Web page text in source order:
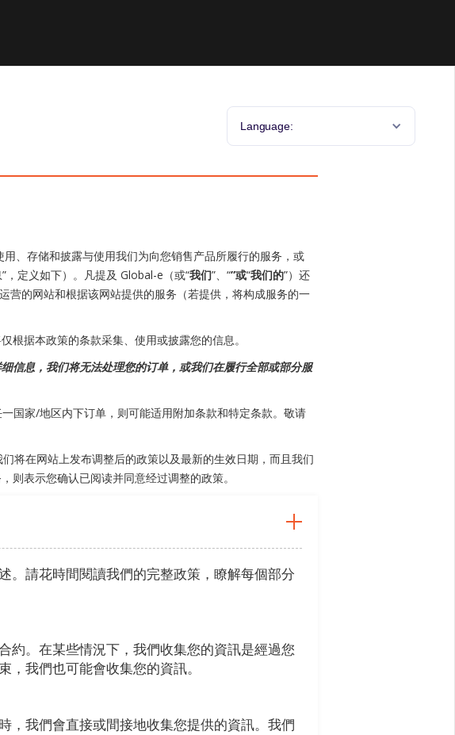
Language:
用、存储和披露与使用我们为向您销售产品所履行的服务，或
，定义如下）。凡提及 Global-e（或“我们”、“”或“我们的”）还
的网站和根据该网站提供的服务（若提供，将构成服务的一
据本政策的条款采集、使用或披露您的信息。
信息，我们将无法处理您的订单，或我们在履行全部或部分服
国家/地区内下订单，则可能适用附加条款和特定条款。敬请
将在网站上发布调整后的政策以及最新的生效日期，而且我们
则表示您确认已阅读并同意经过调整的政策。
。請花時間閱讀我們的完整政策，瞭解每個部分
約。在某些情況下，我們收集您的資訊是經過您
，我們也可能會收集您的資訊。
，我們會直接或間接地收集您提供的資訊。我們